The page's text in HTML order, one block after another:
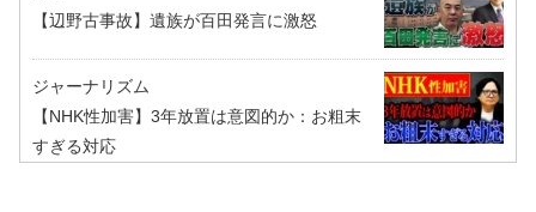
【辺野古事故】遺族が百田発言に激怒
ジャーナリズム
【NHK性加害】3年放置は意図的か：お粗末
すぎる対応